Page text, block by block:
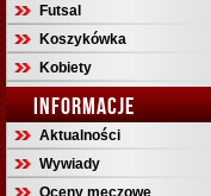
Futsal
Koszykówka
Kobiety
INFORMACJE
Aktualności
Wywiady
Oceny meczowe